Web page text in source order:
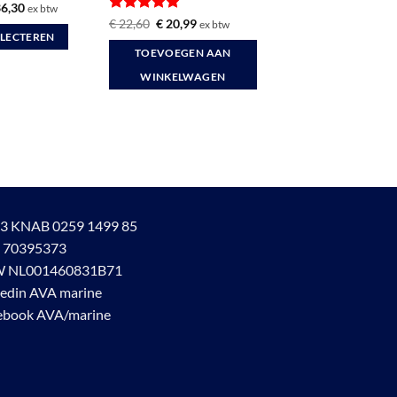
Prijsklasse:
tot
€ 36,30
ex btw
Gewaardeerd
€22,60 Oorspronkelijke
prijs
was:
€ 22,60.
€ 20,99Huidige
is:
€ 20,99.
ex btw
TOEVOEGEN AAN
WINKELWAGEN
KNAB 0259 1499 85
70395373
NL001460831B71
AVA marine
AVA/marine